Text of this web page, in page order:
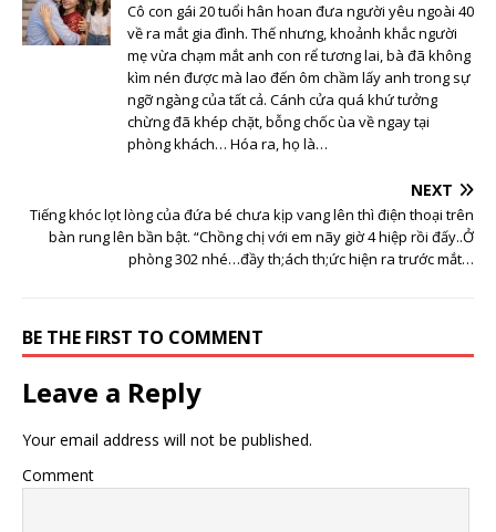
Cô con gái 20 tuổi hân hoan đưa người yêu ngoài 40
về ra mắt gia đình. Thế nhưng, khoảnh khắc người
mẹ vừa chạm mắt anh con rể tương lai, bà đã không
kìm nén được mà lao đến ôm chầm lấy anh trong sự
ngỡ ngàng của tất cả. Cánh cửa quá khứ tưởng
chừng đã khép chặt, bỗng chốc ùa về ngay tại
phòng khách… Hóa ra, họ là…
NEXT
Tiếng khóc lọt lòng của đứa bé chưa kịp vang lên thì điện thoại trên
bàn rung lên bần bật. “Chồng chị với em nãy giờ 4 hiệp rồi đấy..Ở
phòng 302 nhé…đầy th;ách th;ức hiện ra trước mắt…
BE THE FIRST TO COMMENT
Leave a Reply
Your email address will not be published.
Comment